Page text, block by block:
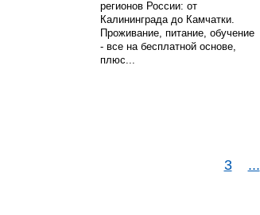
регионов России: от
Калининграда до Камчатки.
Проживание, питание, обучение
- все на бесплатной основе,
плюс...
3 ...